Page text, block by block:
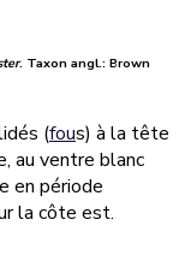
. Taxon angl.: Brown
(fous) à la tête
au ventre blanc
en période
la côte est.